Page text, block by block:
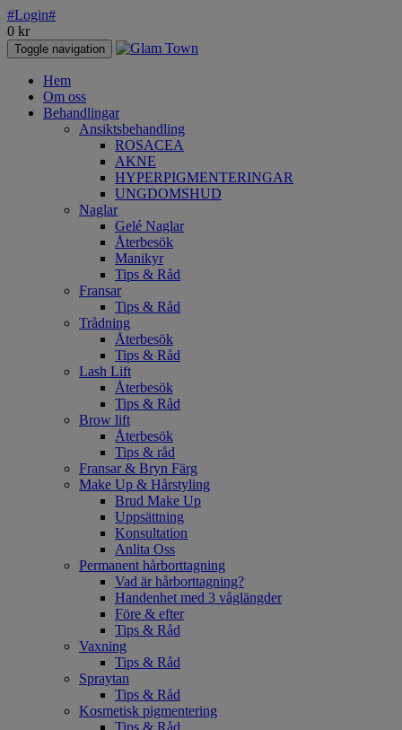
#Login#
0 kr
Toggle navigation
Hem
Om oss
Behandlingar
Ansiktsbehandling
ROSACEA
AKNE
HYPERPIGMENTERINGAR
UNGDOMSHUD
Naglar
Gelé Naglar
Återbesök
Manikyr
Tips & Råd
Fransar
Tips & Råd
Trådning
Återbesök
Tips & Råd
Lash Lift
Återbesök
Tips & Råd
Brow lift
Återbesök
Tips & råd
Fransar & Bryn Färg
Make Up & Hårstyling
Brud Make Up
Uppsättning
Konsultation
Anlita Oss
Permanent hårborttagning
Vad är hårborttagning?
Handenhet med 3 våglängder
Före & efter
Tips & Råd
Vaxning
Tips & Råd
Spraytan
Tips & Råd
Kosmetisk pigmentering
Tips & Råd